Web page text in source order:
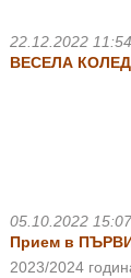
22.12.2022 11:54
ВЕСЕЛА
05.10.2022 15:07
Прием в
2023/2024